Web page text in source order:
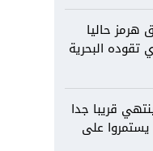
حاليا
تقوده البحرية
قريبا جدا
يستمروا على